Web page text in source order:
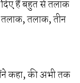
हैं बहुत से तलाक
तलाक, तीन
कहा, की अभी तक